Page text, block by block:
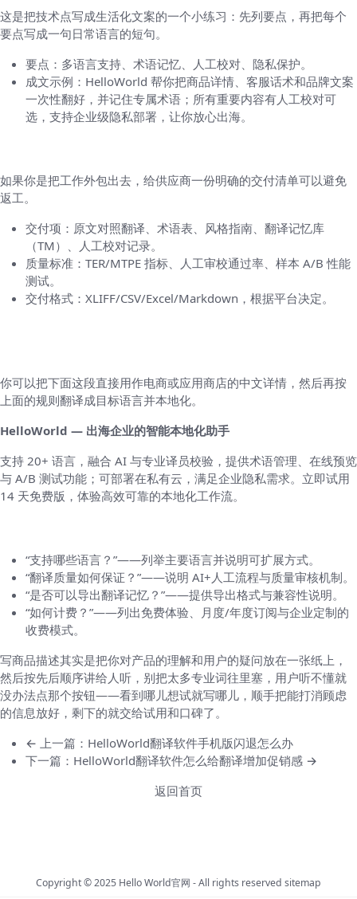
这是把技术点写成生活化文案的一个小练习：先列要点，再把每个
要点写成一句日常语言的短句。
要点：多语言支持、术语记忆、人工校对、隐私保护。
成文示例：HelloWorld 帮你把商品详情、客服话术和品牌文案
一次性翻好，并记住专属术语；所有重要内容有人工校对可
选，支持企业级隐私部署，让你放心出海。
如果你是把工作外包出去，给供应商一份明确的交付清单可以避免
返工。
交付项：原文对照翻译、术语表、风格指南、翻译记忆库
（TM）、人工校对记录。
质量标准：TER/MTPE 指标、人工审校通过率、样本 A/B 性能
测试。
交付格式：XLIFF/CSV/Excel/Markdown，根据平台决定。
你可以把下面这段直接用作电商或应用商店的中文详情，然后再按
上面的规则翻译成目标语言并本地化。
HelloWorld — 出海企业的智能本地化助手
支持 20+ 语言，融合 AI 与专业译员校验，提供术语管理、在线预览
与 A/B 测试功能；可部署在私有云，满足企业隐私需求。立即试用
14 天免费版，体验高效可靠的本地化工作流。
“支持哪些语言？”——列举主要语言并说明可扩展方式。
“翻译质量如何保证？”——说明 AI+人工流程与质量审核机制。
“是否可以导出翻译记忆？”——提供导出格式与兼容性说明。
“如何计费？”——列出免费体验、月度/年度订阅与企业定制的
收费模式。
写商品描述其实是把你对产品的理解和用户的疑问放在一张纸上，
然后按先后顺序讲给人听，别把太多专业词往里塞，用户听不懂就
没办法点那个按钮——看到哪儿想试就写哪儿，顺手把能打消顾虑
的信息放好，剩下的就交给试用和口碑了。
← 上一篇：HelloWorld翻译软件手机版闪退怎么办
下一篇：HelloWorld翻译软件怎么给翻译增加促销感 →
返回首页
Copyright © 2025 Hello World官网 - All rights reserved sitemap